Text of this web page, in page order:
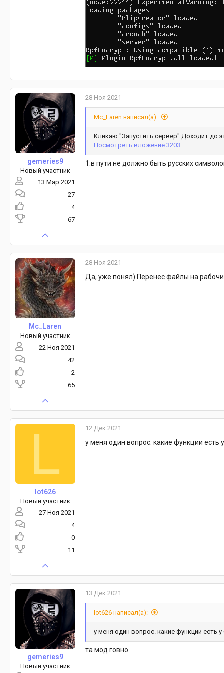
gemeries9
Новый участник
13 Мар 2021
27
4
67
28 Ноя 2021
Mc_Laren написал(а):
Кликаю "Запустить сервер" Доходит до
Посмотреть вложение 3203
1.в пути не должно быть русских
Mc_Laren
Новый участник
22 Ноя 2021
42
2
65
28 Ноя 2021
Да, уже понял) Перенес файлы на
L
lot626
Новый участник
27 Ноя 2021
4
0
11
12 Дек 2021
у меня один вопрос. какие функции есть
gemeries9
Новый участник
13 Дек 2021
lot626 написал(а):
у меня один вопрос. какие функции есть
та мод говно